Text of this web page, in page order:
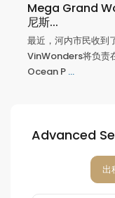
Mega Grand
尼斯...
最近，河内市民收
VinWonders将负
Ocean P ...
Advanced
出